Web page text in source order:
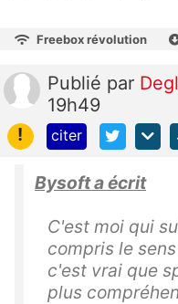
Freebox révolution
Publié par
19h49
!
citer
Bysoft a écrit
C'est moi qui
compris le
c'est vrai que
plus